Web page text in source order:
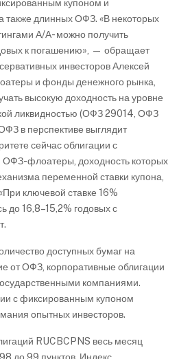
купоном и
также длинных ОФЗ. «В некоторых
А/А- можно получить
к погашению», — обращает
инвесторов Алексей
и фонды денежного рынка,
высокую доходность на уровне
ликвидностью (ОФЗ 29014, ОФЗ
в перспективе выглядит
сейчас облигации с
флоатеры, доходность которых
переменной ставки купона,
ключевой ставке 16%
до 16,8–15,2% годовых с
доступных бумаг на
от ОФЗ, корпоративные облигации
компаниями.
с фиксированным купоном
опытных инвесторов.
RUCBCPNS весь месяц